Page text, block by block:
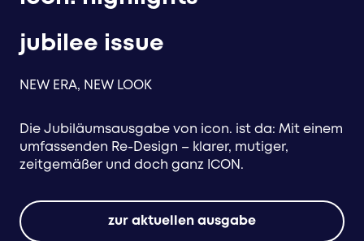
jubilee issue
NEW ERA, NEW LOOK
Die Jubiläumsausgabe von icon. ist da: Mit einem
umfassenden Re-Design – klarer, mutiger,
zeitgemäßer und doch ganz ICON.​
zur aktuellen ausgabe